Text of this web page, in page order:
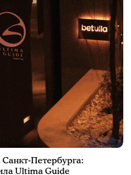
Петербурга:
Ultima Guide